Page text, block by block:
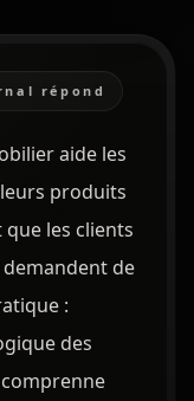
répond
aide les
produits
que les clients
de
:
des